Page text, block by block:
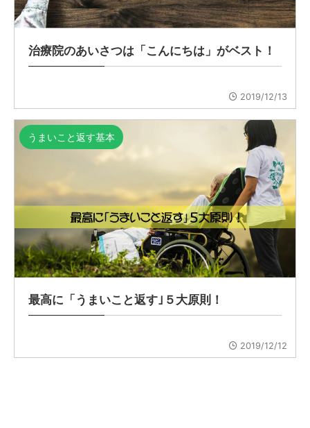
治療院のあいさつは「こんにちは」がベスト！
2019/12/13
うまいこと返す基本
最高に「うまいこと返す｣５大原則！
2019/12/12